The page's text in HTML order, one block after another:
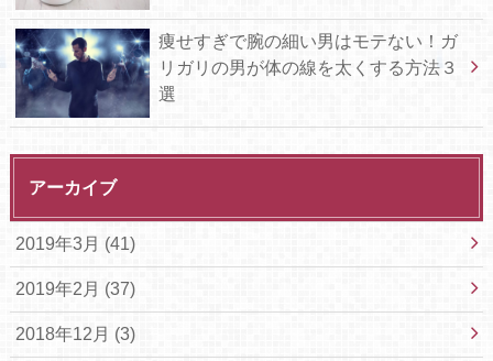
痩せすぎで腕の細い男はモテない！ガ
リガリの男が体の線を太くする方法３
選
アーカイブ
2019年3月 (41)
2019年2月 (37)
2018年12月 (3)